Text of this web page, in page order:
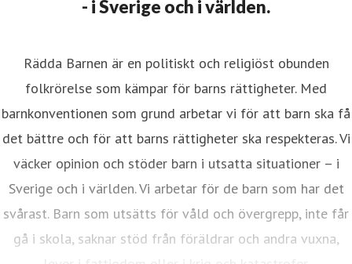
- i Sverige och i världen.
Rädda Barnen är en politiskt och religiöst obunden
folkrörelse som kämpar för barns rättigheter. Med
barnkonventionen som grund arbetar vi för att barn ska få
det bättre och för att barns rättigheter ska respekteras. Vi
väcker opinion och stöder barn i utsatta situationer – i
Sverige och i världen. Vi arbetar för de barn som har det
svårast. Barn som utsätts för våld och övergrepp, inte får
gå i skola, saknar stöd från föräldrar och andra vuxna,